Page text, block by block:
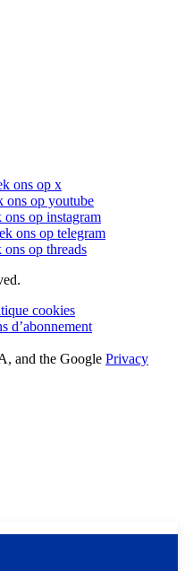
ons op x
ons op youtube
ons op instagram
ons op telegram
ons op threads
cookies
d’abonnement
and the Google Privacy